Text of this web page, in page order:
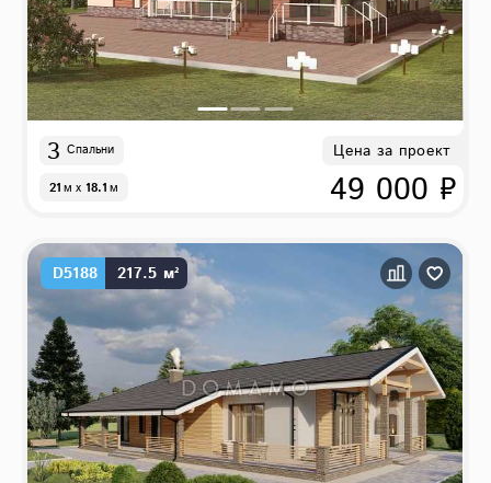
3 Спальни
21м x 18.1м
Цена за проект
49 000 ₽
D5188 217.5 м²